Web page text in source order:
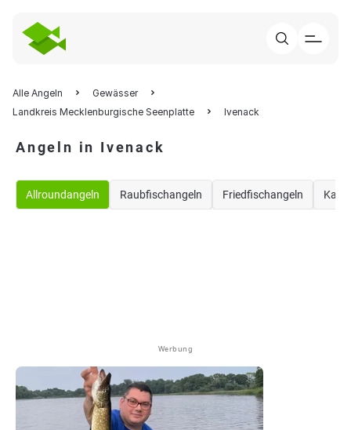
Alle Angeln
Gewässer
Landkreis Mecklenburgische Seenplatte
Ivenack
Angeln in Ivenack
Allroundangeln Raubfischangeln Friedfischangeln
Werbung